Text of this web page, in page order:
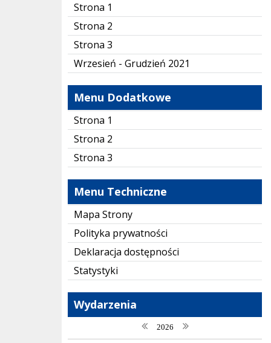
Strona 1
Strona 2
Strona 3
Wrzesień - Grudzień 2021
Menu Dodatkowe
Strona 1
Strona 2
Strona 3
Menu Techniczne
Mapa Strony
Polityka prywatności
Deklaracja dostępności
Statystyki
Wydarzenia
poprzedni rok
2026 następny rok